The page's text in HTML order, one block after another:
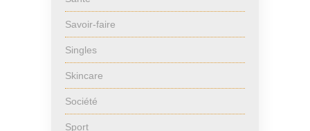
Savoir-faire
Singles
Skincare
Société
Sport